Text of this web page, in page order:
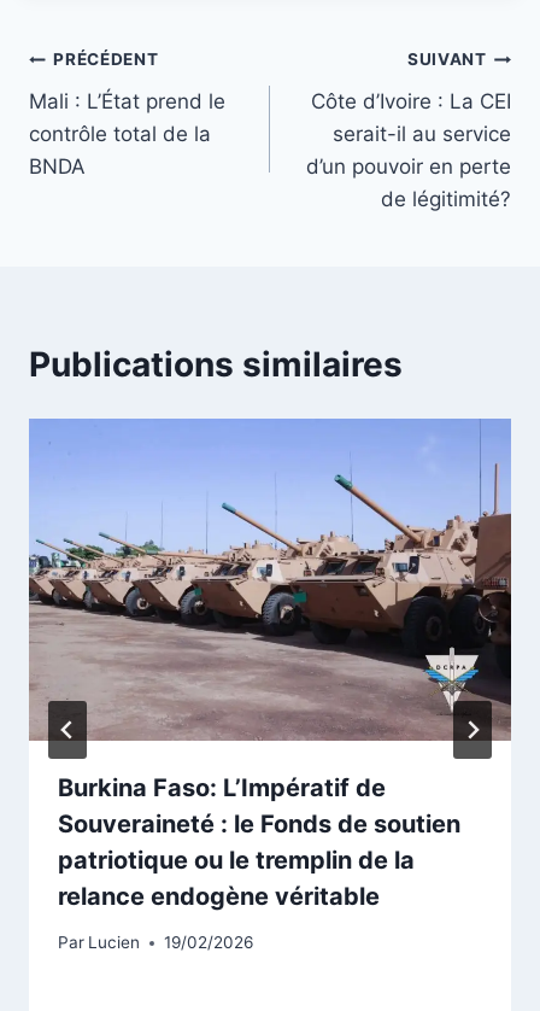
Navigation
de
l’article
PRÉCÉDENT
Mali : L’État prend le
contrôle total de la
BNDA
SUIVANT
Côte d’Ivoire : La CEI
serait-il au service
d’un pouvoir en perte
de légitimité?
Publications similaires
Burkina Faso: L’Impératif de
Souveraineté : le Fonds de soutien
patriotique ou le tremplin de la
relance endogène véritable
Par Lucien 19/02/2026